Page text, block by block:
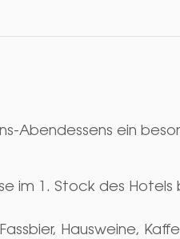
Abendessens ein
im 1. Stock des Hotels
Hausweine,